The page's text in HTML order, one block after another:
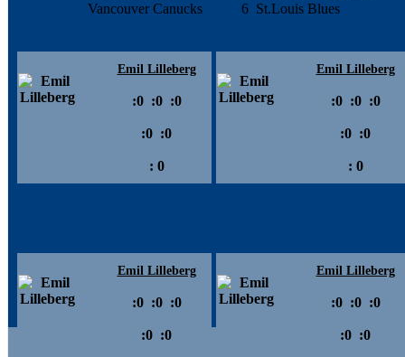
Vancouver Canucks 6 St.Louis Blues
Emil Lilleberg
:0 :0 :0
:0 :0
: 0
Emil Lilleberg
:0 :0 :0
:0 :0
: 0
Emil Lilleberg
:0 :0 :0
:0 :0
Emil Lilleberg
:0 :0 :0
:0 :0